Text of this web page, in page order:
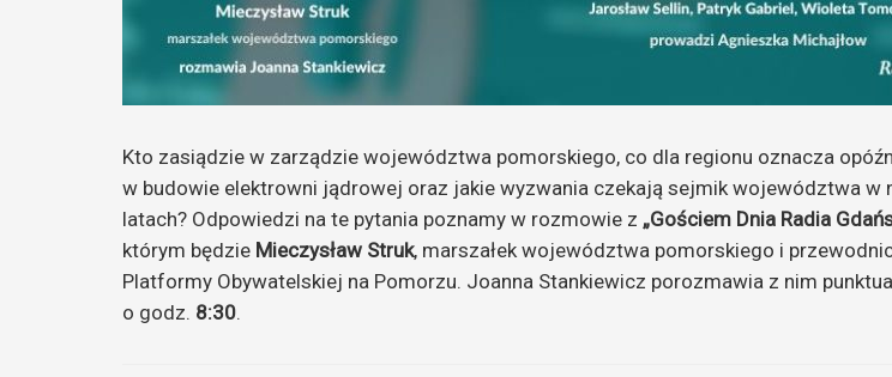
Kto zasiądzie w zarządzie województwa pomorskiego, co dla regionu oznacza
w budowie elektrowni jądrowej oraz jakie wyzwania czekają sejmik województwa w
latach? Odpowiedzi na te pytania poznamy w rozmowie z „Gościem Dnia Radia
którym będzie Mieczysław Struk, marszałek województwa pomorskiego i
Platformy Obywatelskiej na Pomorzu. Joanna Stankiewicz porozmawia z nim
o godz. 8:30.